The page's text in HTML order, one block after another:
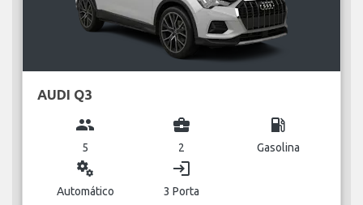
AUDI Q3
group
5
business_center
2
local_gas_station
Gasolina
miscellaneous_services
Automático
login
3 Porta